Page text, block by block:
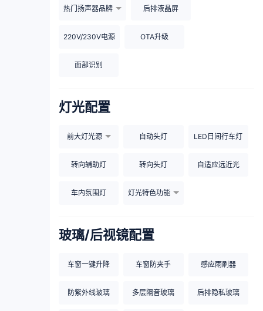
热门扬声器品牌 后排液晶屏
220V/230V电源 OTA升级
面部识别
灯光配置
前大灯光源 自动头灯 LED日间行车灯
转向辅助灯 转向头灯 自适应远近光
车内氛围灯 灯光特色功能
玻璃/后视镜配置
车窗一键升降 车窗防夹手 感应雨刷器
防紫外线玻璃 多层隔音玻璃 后排隐私玻璃